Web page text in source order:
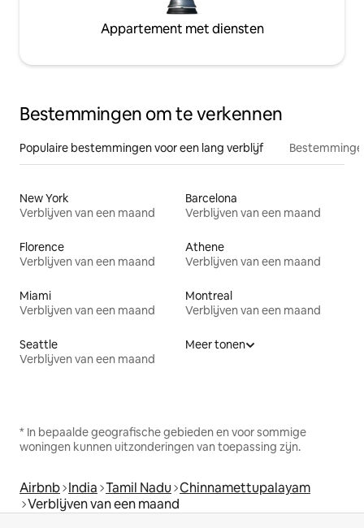
Appartement met diensten
Bestemmingen om te verkennen
Populaire bestemmingen voor een lang verblijf
New York
Verblijven van een maand
Barcelona
Verblijven van een maand
Florence
Verblijven van een maand
Athene
Verblijven van een maand
Miami
Verblijven van een maand
Montreal
Verblijven van een maand
Seattle
Verblijven van een maand
Meer tonen
* In bepaalde geografische gebieden en voor sommige
woningen kunnen uitzonderingen van toepassing zijn.
Airbnb India Tamil Nadu Chinnamettupalayam
Verblijven van een maand